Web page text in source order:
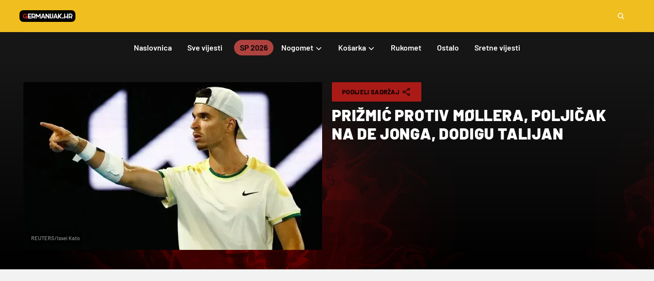
Naslovnica Sve vijesti SP 2026 Nogomet Košarka Rukomet Ostalo Sretne vijesti
REUTERS/Issei Kato
PODIJELI SADRŽAJ
PRIŽMIĆ PROTIV MØLLERA, POLJIČAK
NA DE JONGA, DODIGU TALIJAN